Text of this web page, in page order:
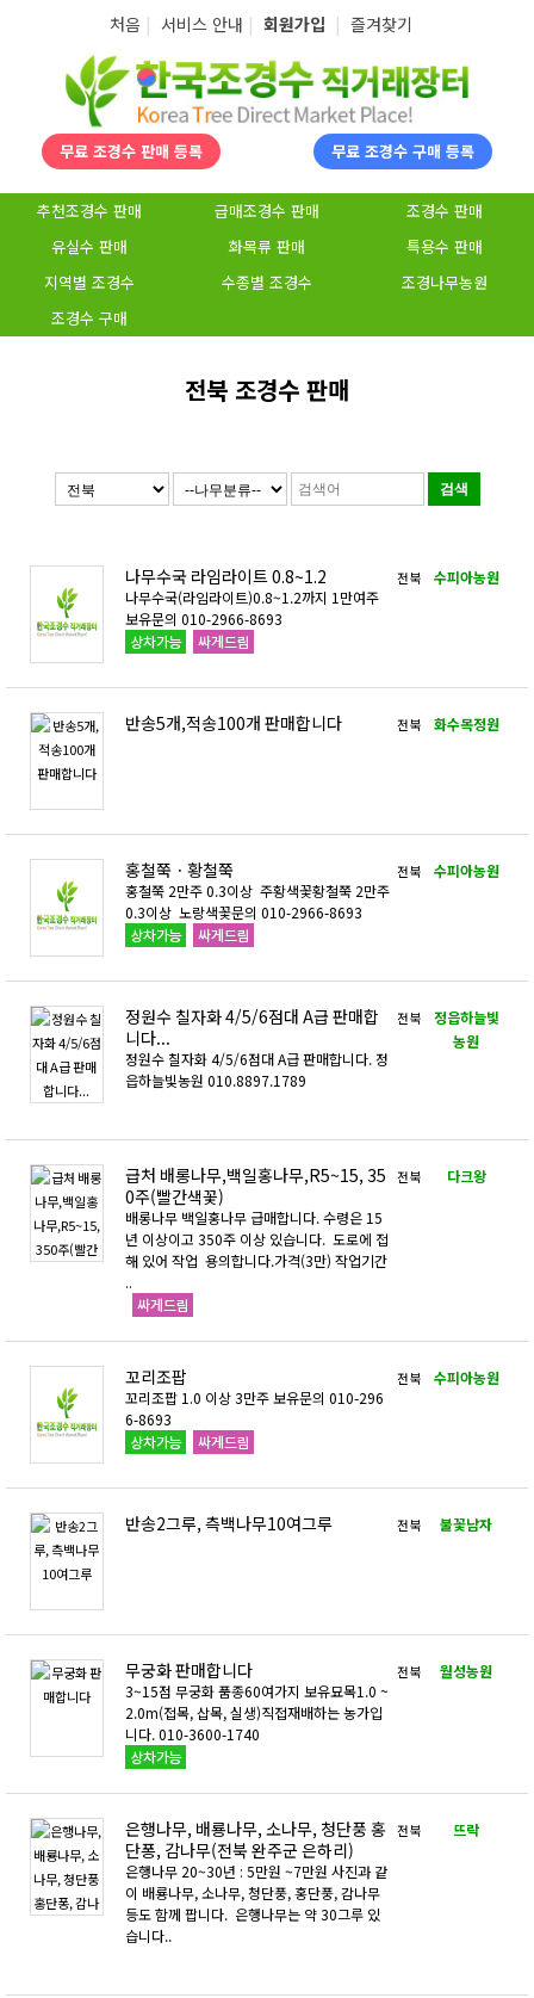
처음 | 서비스 안내 | 회원가입 | 즐겨찾기
무료 조경수 판매 등록 무료 조경수 구매 등록
추천조경수 판매 급매조경수 판매
조경수 판매
유실수 판매
화목류 판매
특용수 판매
지역별 조경수
수종별 조경수
조경나무농원
조경수 구매
전북 조경수 판매
나무수국 라임라이트 0.8~1.2
나무수국(라임라이트)0.8~1.2까지 1만여주
보유문의 010-2966-8693
전북 수피아농원
반송5개,적송100개 판매합니다 전북 화수목정원
홍철쭉ㆍ황철쭉
홍철쭉 2만주 0.3이상 주황색꽃황철쭉 2만주
0.3이상 노랑색꽃문의 010-2966-8693
전북 수피아농원
정원수 칠자화 4/5/6점대 A급 판매합
니다...
정원수 칠자화 4/5/6점대 A급 판매합니다. 정
읍하늘빛농원 010.8897.1789
전북
정읍하늘빛
농원
급처 배롱나무,백일홍나무,R5~15, 35
0주(빨간색꽃)
배롱나무 백일홍나무 급매합니다. 수령은 15
년 이상이고 350주 이상 있습니다. 도로에 접
해 있어 작업 용의합니다.가격(3만) 작업기간
..
전북 다크왕
꼬리조팝
꼬리조팝 1.0 이상 3만주 보유문의 010-296
6-8693
전북 수피아농원
반송2그루, 측백나무10여그루 전북 불꽃남자
무궁화 판매합니다
3~15점 무궁화 품종60여가지 보유묘목1.0 ~
2.0m(접목, 삽목, 실생)직접재배하는 농가입
니다. 010-3600-1740
전북 월성농원
은행나무, 배룡나무, 소나무, 청단풍 홍
단퐁, 감나무(전북 완주군 은하리)
은행나무 20~30년 : 5만원 ~7만원 사진과 같
이 배룡나무, 소나무, 청단풍, 홍단풍, 감나무
등도 함께 팝니다. 은행나무는 약 30그루 있
습니다..
전북 뜨락